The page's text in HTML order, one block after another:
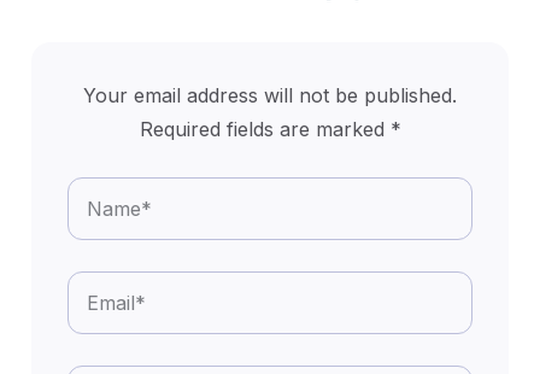
Your email address will not be published.
Required fields are marked *